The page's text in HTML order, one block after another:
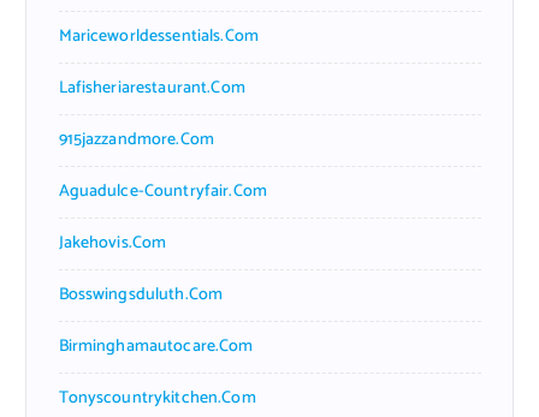
Mariceworldessentials.com
Lafisheriarestaurant.com
915jazzandmore.com
Aguadulce-Countryfair.com
Jakehovis.com
Bosswingsduluth.com
Birminghamautocare.com
Tonyscountrykitchen.com